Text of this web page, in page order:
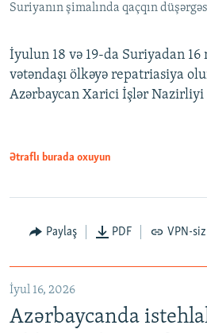
Suriyanın şimalında qaçqın
İyulun 18 və 19-da Suriyadan 16
vətəndaşı ölkəyə repatriasiya
Azərbaycan Xarici İşlər Nazirliyi
Ətraflı burada oxuyun
Paylaş PDF VPN-
İyul 16, 2026
Azərbaycanda